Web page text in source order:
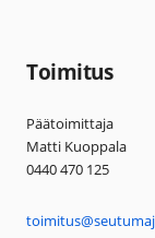
Toimitus
Päätoimittaja
Matti Kuoppala
0440 470 125